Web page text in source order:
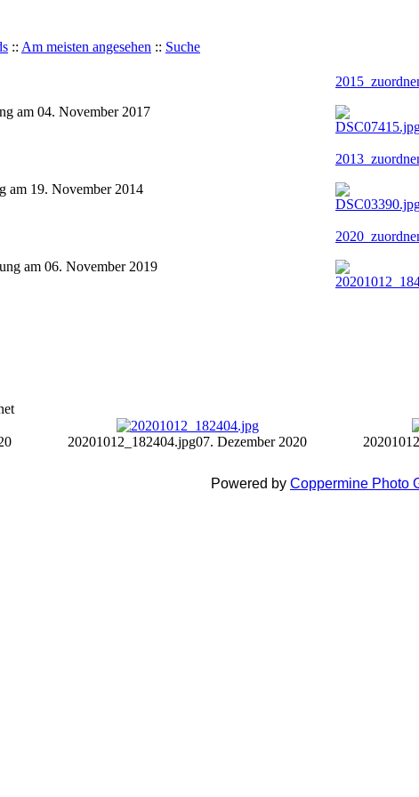
:: Am meisten angesehen :: Suche
am 04. November 2017
am 19. November 2014
am 06. November 2019
20201012_182404.jpg07. Dezember 2020
Powered by Coppermine Photo